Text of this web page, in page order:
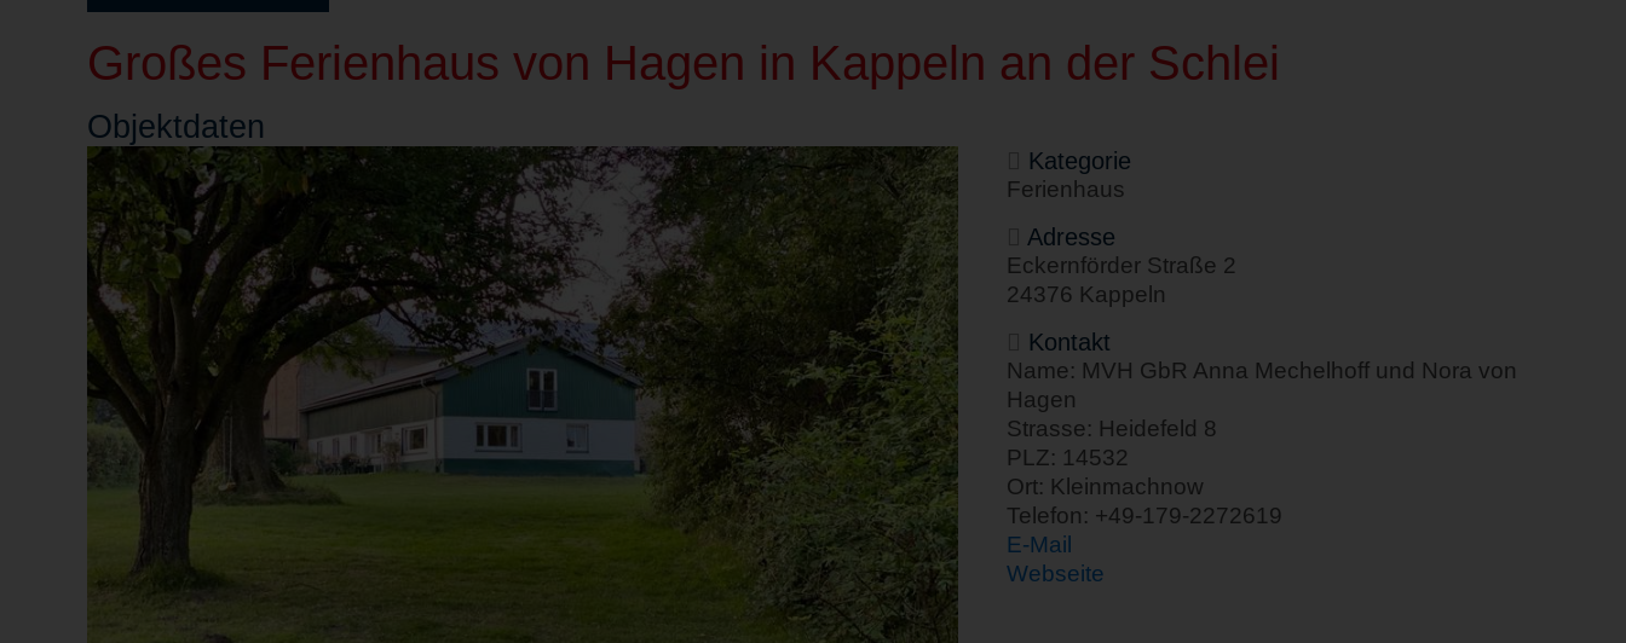
Großes Ferienhaus von Hagen in Kappeln an der Schlei
Objektdaten
Kategorie
Ferienhaus
Adresse
Eckernförder Straße 2
24376 Kappeln
Kontakt
Name: MVH GbR Anna Mechelhoff und Nora von
Hagen
Strasse: Heidefeld 8
PLZ: 14532
Ort: Kleinmachnow
Telefon: +49-179-2272619
E-Mail
Webseite